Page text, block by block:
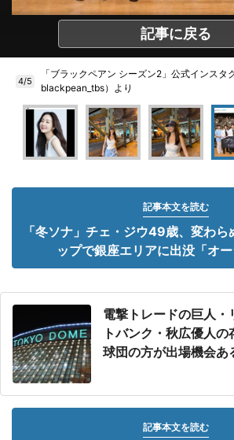
記事に戻る
4/5
「ブラックペアン シーズン2」公式インスタ
blackpean_tbs）より
記事本文を読む
「冬ソナ」チェ・ジウ49歳、変わ
ップで銀座エリアに出没「オー
電撃トレードの巨人・
トバンク・秋広優人
球団の方が出場機会あ
記事本文を読む